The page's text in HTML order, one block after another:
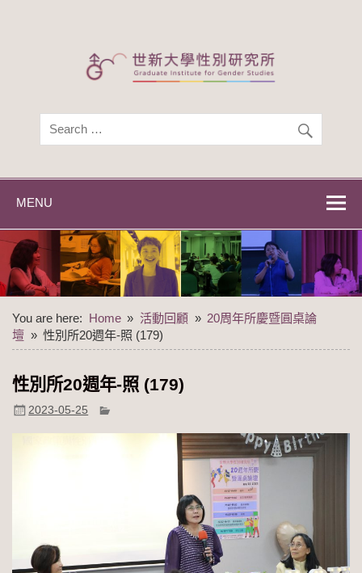
世新大學性別研
世新大學性別研究所
MENU
You are here: Home 活動回顧
20周年所慶暨圓桌論
壇
性別所20週年-照 (179)
性別所20週年-照 (179)
2023-05-25